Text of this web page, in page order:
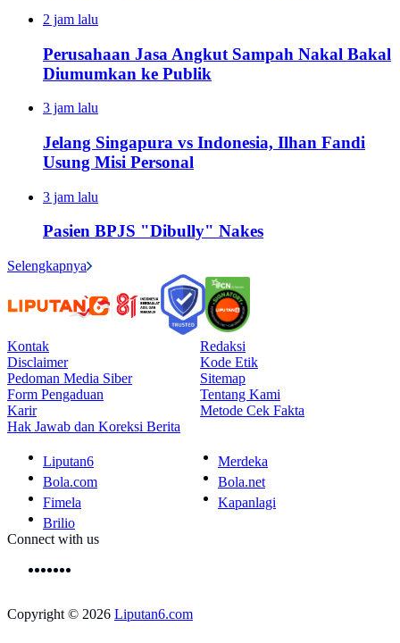
2 jam lalu
Perusahaan Jasa Angkut Sampah Nakal Bakal
Diumumkan ke Publik
3 jam lalu
Jelang Singapura vs Indonesia, Ilhan Fandi
Usung Misi Personal
3 jam lalu
Pasien BPJS "Dibully" Nakes
Selengkapnya
Kontak
Redaksi
Disclaimer
Kode Etik
Pedoman Media Siber
Sitemap
Form Pengaduan
Tentang Kami
Karir
Metode Cek Fakta
Hak Jawab dan Koreksi Berita
Liputan6
Merdeka
Bola.com
Bola.net
Fimela
Kapanlagi
Brilio
Connect with us
Copyright © 2026 Liputan6.com